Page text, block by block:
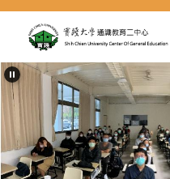
跳
要
內
容